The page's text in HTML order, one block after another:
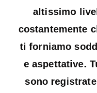
altissimo
costantemente
ti forniamo
e aspettative.
sono